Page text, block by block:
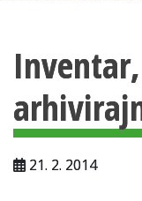
Vloga za upravne namene
Vloga za čitalnico
Vodnik po fondih in
VAČ – VIRTUALNA ARHIVSKA
21. 2. 2014